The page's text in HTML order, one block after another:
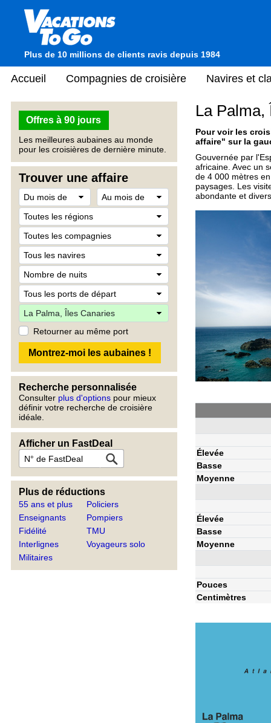
Plus de 10 millions de clients ravis depuis 1984
Accueil Compagnies de croisière Navires et
Offres à 90 jours
Les meilleures aubaines au monde
pour les croisières de dernière minute.
Trouver une affaire
Retourner au même port
Recherche personnalisée
Consulter plus d'options pour mieux
définir votre recherche de croisière
idéale.
Afficher un FastDeal
Plus de réductions
55 ans et plus
Enseignants
Fidélité
Interlignes
Militaires
Policiers
Pompiers
TMU
Voyageurs solo
La Palma,
Pour voir les
affaire" sur la
Gouvernée par
africaine. Avec un
de 4 000 mètres
paysages. Les
abondante et
Élevée
Basse
Moyenne
Élevée
Basse
Moyenne
Pouces
Centimètres